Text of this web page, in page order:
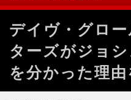
デイヴ・グロ
ターズがジョ
を分かった理由